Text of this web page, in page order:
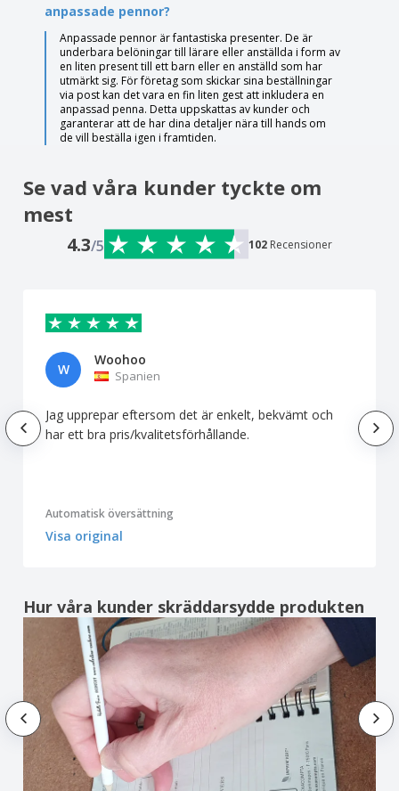
anpassade pennor?
Anpassade pennor är fantastiska presenter. De är
underbara belöningar till lärare eller anställda i form av
en liten present till ett barn eller en anställd som har
utmärkt sig. För företag som skickar sina beställningar
via post kan det vara en fin liten gest att inkludera en
anpassad penna. Detta uppskattas av kunder och
garanterar att de har dina detaljer nära till hands om
de vill beställa igen i framtiden.
Se vad våra kunder tyckte om
mest
4.3/5 102 Recensioner
W
Woohoo
Spanien
Jag upprepar eftersom det är enkelt, bekvämt och
har ett bra pris/kvalitetsförhållande.
Automatisk översättning
Visa original
Hur våra kunder skräddarsydde produkten